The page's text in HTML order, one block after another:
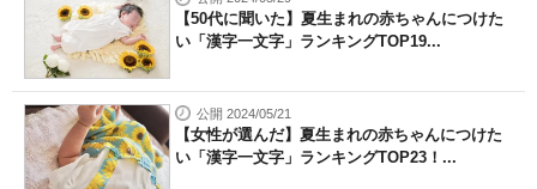
【50代に聞いた】夏生まれの赤ちゃんにつけた
い「漢字一文字」ランキングTOP19...
公開 2024/05/21
【女性が選んだ】夏生まれの赤ちゃんにつけた
い「漢字一文字」ランキングTOP23！...